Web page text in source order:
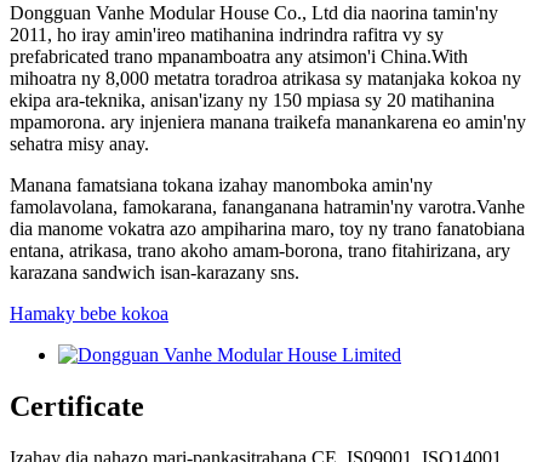
Dongguan Vanhe Modular House Co., Ltd dia naorina tamin'ny
2011, ho iray amin'ireo matihanina indrindra rafitra vy sy
prefabricated trano mpanamboatra any atsimon'i China.With
mihoatra ny 8,000 metatra toradroa atrikasa sy matanjaka kokoa ny
ekipa ara-teknika, anisan'izany ny 150 mpiasa sy 20 matihanina
mpamorona. ary injeniera manana traikefa manankarena eo amin'ny
sehatra misy anay.
Manana famatsiana tokana izahay manomboka amin'ny
famolavolana, famokarana, fananganana hatramin'ny varotra.Vanhe
dia manome vokatra azo ampiharina maro, toy ny trano fanatobiana
entana, atrikasa, trano akoho amam-borona, trano fitahirizana, ary
karazana sandwich isan-karazany sns.
Hamaky bebe kokoa
Certificate
Izahay dia nahazo mari-pankasitrahana CE, IS09001, ISO14001,